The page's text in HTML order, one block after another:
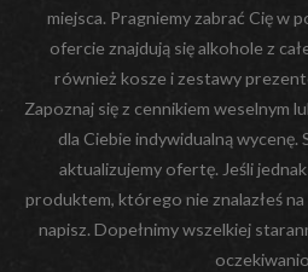
miejsca. Pragniemy zabrać Cię w
ofercie znajdują się alkohole z
również kosze i zestawy
Zapoznaj się z cennikiem weselnym
dla Ciebie indywidualną wycenę.
aktualizujemy ofertę. Jeśli
produktem, którego nie znalazłeś
napisz. Dopełnimy wszelkiej